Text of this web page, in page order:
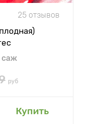
25 отзывов
саж
руб
Купить